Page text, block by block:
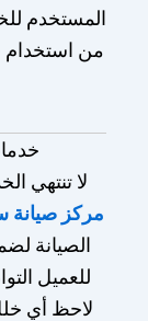
المستخدم
من استخدام
لا تنتهي
مركز
الصيانة
للعميل
لاحظ أي